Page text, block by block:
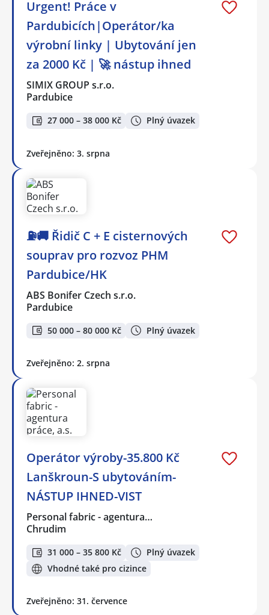
Urgent! Práce v
Pardubicích|Operátor/ka
výrobní linky | Ubytování jen
za 2000 Kč | 🚀 nástup ihned
SIMIX GROUP s.r.o.
Pardubice
27 000 – 38 000 Kč Plný úvazek
Zveřejněno: 3. srpna
⛽🚚 Řidič C + E cisternových
souprav pro rozvoz PHM
Pardubice/HK
ABS Bonifer Czech s.r.o.
Pardubice
50 000 – 80 000 Kč Plný úvazek
Zveřejněno: 2. srpna
Operátor výroby-35.800 Kč
Lanškroun-S ubytováním-
NÁSTUP IHNED-VIST
Personal fabric - agentura…
Chrudim
31 000 – 35 800 Kč
Plný úvazek
Vhodné také pro cizince
Zveřejněno: 31. července